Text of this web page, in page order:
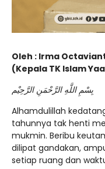
Oleh : Irma
(Kepala TK Islam
بِسْمِ اللَّهِ الرَّحْمَنِ الرَّحِيْم
Alhamdulillah
tahunnya tak henti
mukmin. Beribu
dilipat gandakan,
setiap ruang dan